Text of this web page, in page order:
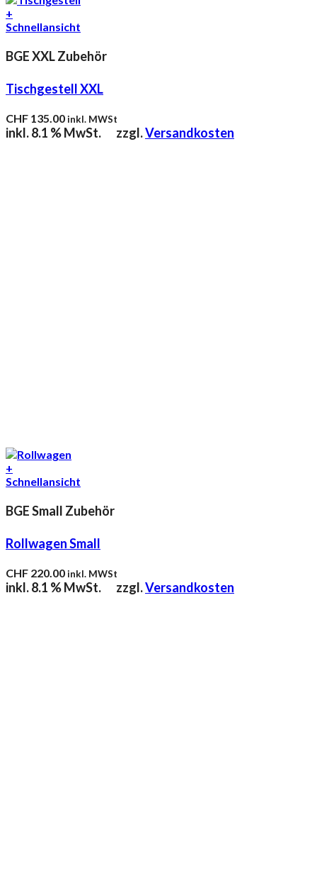
+
Schnellansicht
BGE XXL Zubehör
Tischgestell XXL
CHF 135.00inkl. MWSt
inkl. 8.1 % MwSt. zzgl.Versandkosten
+
Schnellansicht
BGE Small Zubehör
Rollwagen Small
CHF 220.00inkl. MWSt
inkl. 8.1 % MwSt. zzgl.Versandkosten